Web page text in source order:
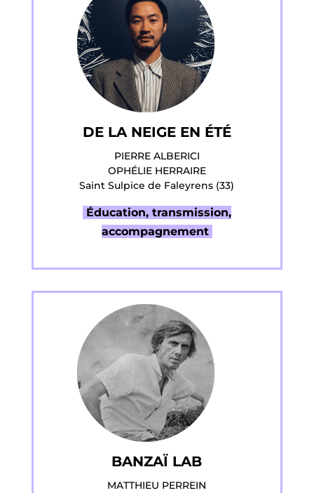
DE LA NEIGE EN ÉTÉ
PIERRE ALBERICI
OPHÉLIE HERRAIRE
Saint Sulpice de Faleyrens (33)
Éducation, transmission,
accompagnement
BANZAÏ LAB
MATTHIEU PERREIN